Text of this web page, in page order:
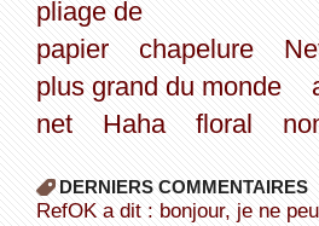
pliage de
papier
chapelure
plus grand du monde
net
Haha floral
DERNIERS COMMENTAIRES
refOK a dit : bonjour, je ne peux